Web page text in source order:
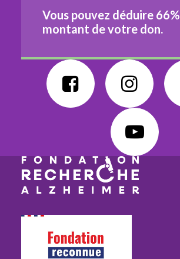
Vous pouvez déduire 66%
montant de votre don.